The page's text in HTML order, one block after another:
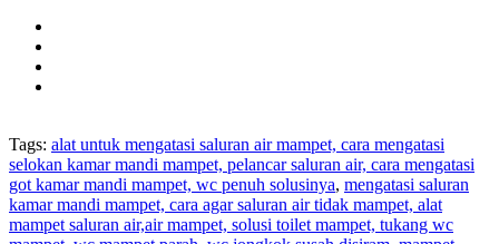
Tags: alat untuk mengatasi saluran air mampet, cara mengatasi
selokan kamar mandi mampet, pelancar saluran air, cara mengatasi
got kamar mandi mampet, wc penuh solusinya, mengatasi saluran
kamar mandi mampet, cara agar saluran air tidak mampet, alat
mampet saluran air,air mampet, solusi toilet mampet, tukang wc